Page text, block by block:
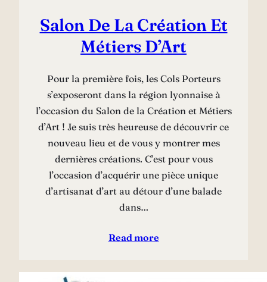
Salon De La Création Et
Métiers D’Art
Pour la première fois, les Cols Porteurs
s’exposeront dans la région lyonnaise à
l’occasion du Salon de la Création et Métiers
d’Art ! Je suis très heureuse de découvrir ce
nouveau lieu et de vous y montrer mes
dernières créations. C’est pour vous
l’occasion d’acquérir une pièce unique
d’artisanat d’art au détour d’une balade
dans…
Read more